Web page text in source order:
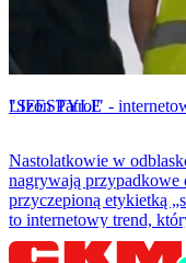
LIFESTYLE
"Szon Patrol" -
Nastolatkowie w
nagrywają
przyczepioną etykietką
to internetowy trend,